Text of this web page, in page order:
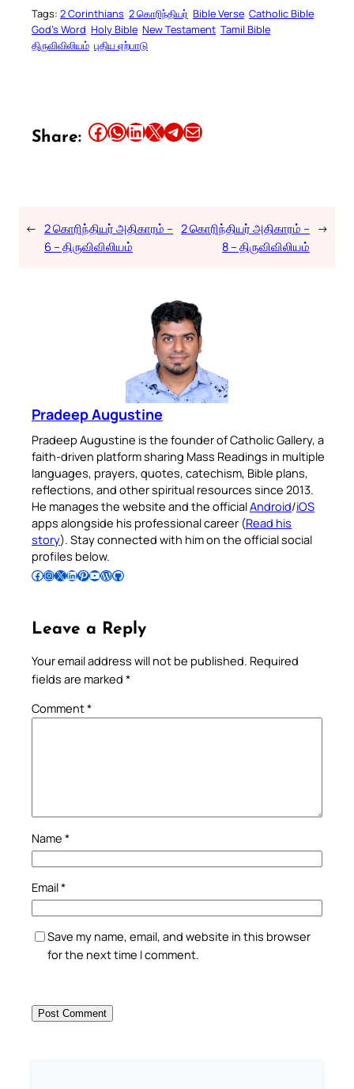
Tags: 2 Corinthians 2 கொரிந்தியர் Bible Verse Catholic Bible
God’s Word Holy Bible New Testament Tamil Bible
திருவிவிலியம் புதிய ஏற்பாடு
Share: Share this article on Facebook Share this article on WhatsApp Share this article on LinkedIn Share this article on X Share this article on TelegramEmail this Article
← 2 கொரிந்தியர் அதிகாரம் –
6 – திருவிவிலியம்
2 கொரிந்தியர் அதிகாரம் –
8 – திருவிவிலியம்
→
Pradeep Augustine
Pradeep Augustine is the founder of Catholic Gallery, a
faith-driven platform sharing Mass Readings in multiple
languages, prayers, quotes, catechism, Bible plans,
reflections, and other spiritual resources since 2013.
He manages the website and the officialAndroid/iOS
apps alongside his professional career (Read his
story). Stay connected with him on the official social
profiles below.
Follow Pradeep on Facebook Follow Pradeep on InstagramFollow Pradeep on X Follow Pradeep on LinkedIn Follow Pradeep on Pinterest Subscribe to Pradeep’s Youtube Channel Follow Pradeep on WordPress Follow Pradeep on GitHub
Leave a Reply
Your email address will not be published. Required
fields are marked *
Comment*
Name *
Email*
Save my name, email, and website in this browser
for the next time I comment.